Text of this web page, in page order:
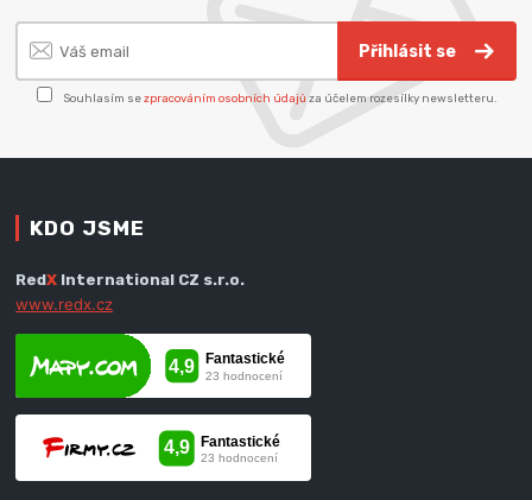
Přihlásit se
Souhlasím sezpracováním osobních údajů za účelem rozesílky newsletteru.
KDO JSME
RedX International CZ s.r.o.
www.redx.cz